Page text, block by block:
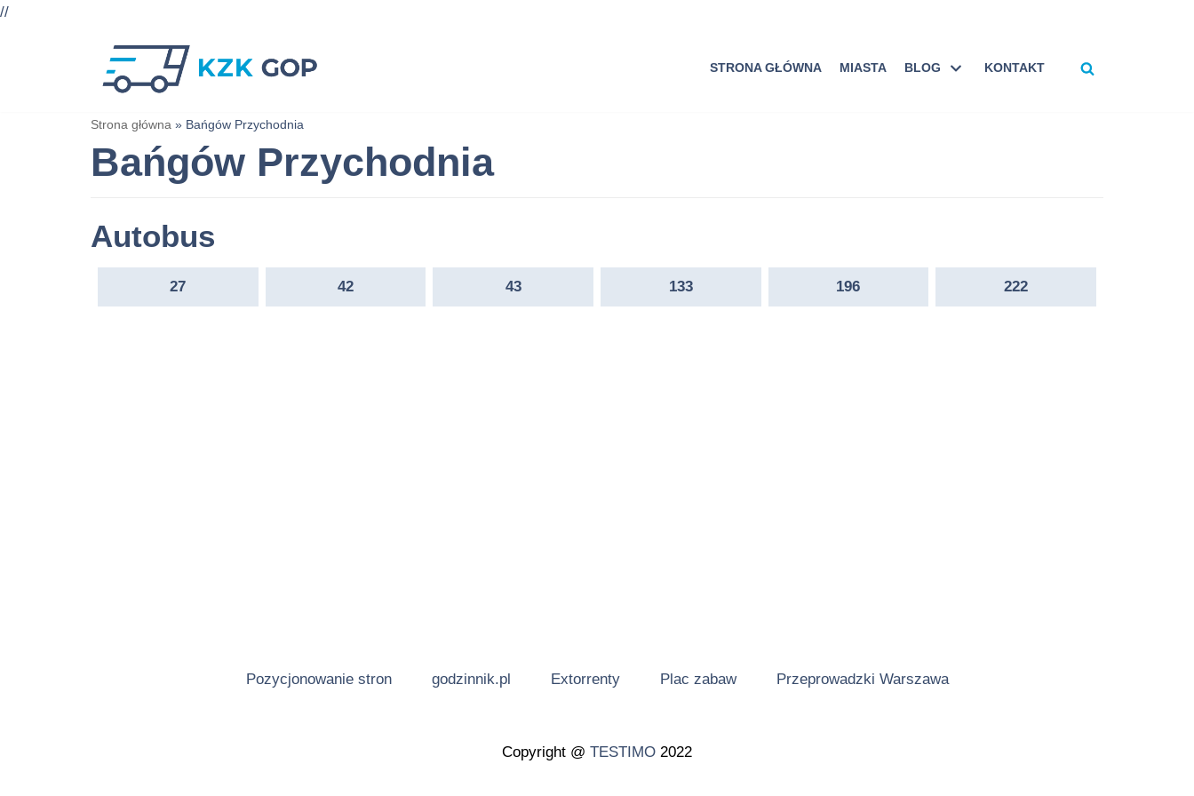
//
STRONA GŁÓWNA MIASTA BLOG KONTAKT
Strona główna » Bańgów Przychodnia
Bańgów Przychodnia
Autobus
27 42 43 133 196 222
Pozycjonowanie stron godzinnik.pl Extorrenty Plac zabaw Przeprowadzki Warszawa
Copyright @ TESTIMO 2022